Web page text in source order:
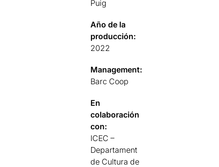
Puig
Año de la
producción:
2022
Management:
Barc Coop
En
colaboración
con:
ICEC –
Departament
de Cultura de